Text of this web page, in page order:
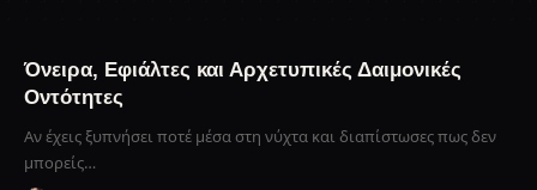
Όνειρα, Εφιάλτες και Αρχετυπικές Δαιμονικές
Οντότητες
Αν έχεις ξυπνήσει ποτέ μέσα στη νύχτα και διαπίστωσες πως δεν
μπορείς…